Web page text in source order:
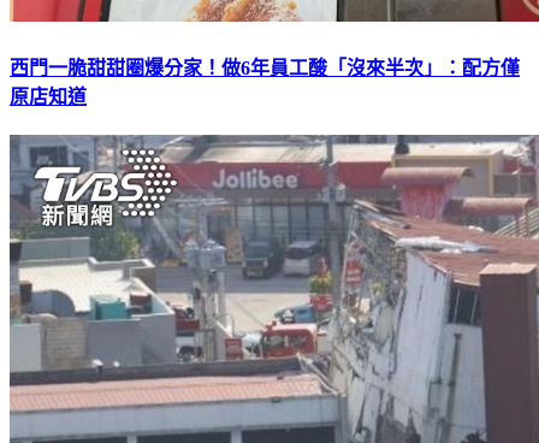
西門一脆甜甜圈爆分家！做6年員工酸「沒來半次」：配方僅
原店知道